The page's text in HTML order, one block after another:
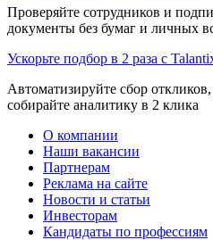
Проверяйте сотрудников и
документы без бумаг и личных
Ускорьте подбор в 2 раза с
Автоматизируйте сбор
собирайте аналитику в 2 клика
О компании
Наши вакансии
Партнерам
Реклама на сайте
Новости и статьи
Инвесторам
Кандидаты по профессиям